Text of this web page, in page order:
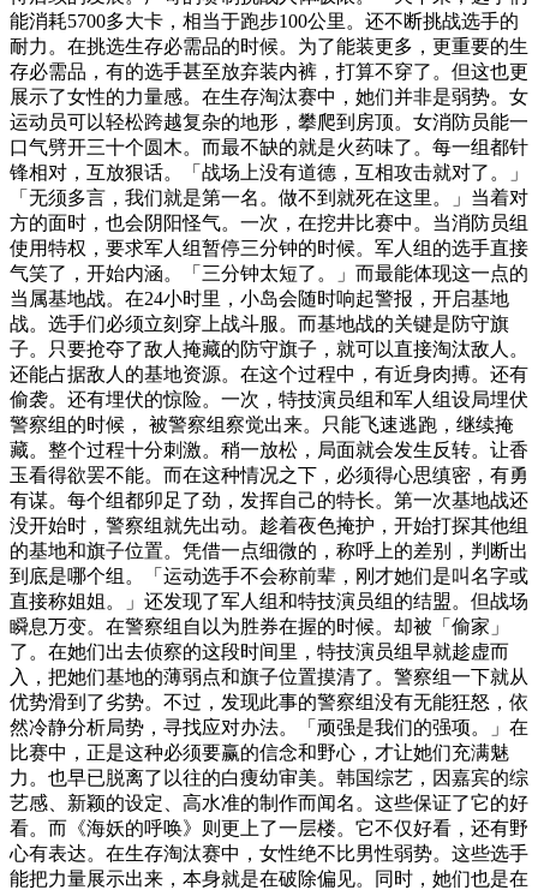
能消耗5700多大卡，相当于跑步100公里。还不断挑战选手的
耐力。在挑选生存必需品的时候。为了能装更多，更重要的生
存必需品，有的选手甚至放弃装内裤，打算不穿了。但这也更
展示了女性的力量感。在生存淘汰赛中，她们并非是弱势。女
运动员可以轻松跨越复杂的地形，攀爬到房顶。女消防员能一
口气劈开三十个圆木。而最不缺的就是火药味了。每一组都针
锋相对，互放狠话。「战场上没有道德，互相攻击就对了。」
「无须多言，我们就是第一名。做不到就死在这里。」当着对
方的面时，也会阴阳怪气。一次，在挖井比赛中。当消防员组
使用特权，要求军人组暂停三分钟的时候。军人组的选手直接
气笑了，开始内涵。「三分钟太短了。」而最能体现这一点的
当属基地战。在24小时里，小岛会随时响起警报，开启基地
战。选手们必须立刻穿上战斗服。而基地战的关键是防守旗
子。只要抢夺了敌人掩藏的防守旗子，就可以直接淘汰敌人。
还能占据敌人的基地资源。在这个过程中，有近身肉搏。还有
偷袭。还有埋伏的惊险。一次，特技演员组和军人组设局埋伏
警察组的时候， 被警察组察觉出来。只能飞速逃跑，继续掩
藏。整个过程十分刺激。稍一放松，局面就会发生反转。让香
玉看得欲罢不能。而在这种情况之下，必须得心思缜密，有勇
有谋。每个组都卯足了劲，发挥自己的特长。第一次基地战还
没开始时，警察组就先出动。趁着夜色掩护，开始打探其他组
的基地和旗子位置。凭借一点细微的，称呼上的差别，判断出
到底是哪个组。「运动选手不会称前辈，刚才她们是叫名字或
直接称姐姐。」还发现了军人组和特技演员组的结盟。但战场
瞬息万变。在警察组自以为胜券在握的时候。却被「偷家」
了。在她们出去侦察的这段时间里，特技演员组早就趁虚而
入，把她们基地的薄弱点和旗子位置摸清了。警察组一下就从
优势滑到了劣势。不过，发现此事的警察组没有无能狂怒，依
然冷静分析局势，寻找应对办法。「顽强是我们的强项。」在
比赛中，正是这种必须要赢的信念和野心，才让她们充满魅
力。也早已脱离了以往的白痩幼审美。韩国综艺，因嘉宾的综
艺感、新颖的设定、高水准的制作而闻名。这些保证了它的好
看。而《海妖的呼唤》则更上了一层楼。它不仅好看，还有野
心有表达。在生存淘汰赛中，女性绝不比男性弱势。这些选手
能把力量展示出来，本身就是在破除偏见。同时，她们也是在